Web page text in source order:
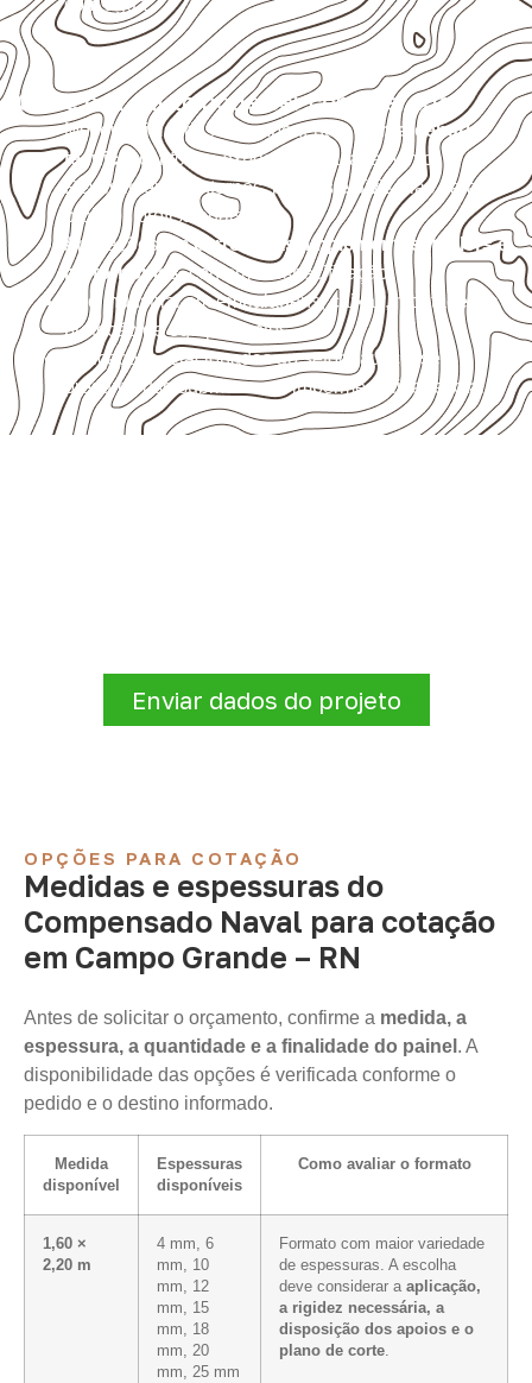
com água.
Onde o produto pode ser considerado
Móveis, divisórias e componentes de
marcenaria
técnica
, conforme exposição e acabamento.
Revestimentos internos, painéis e divisórias para
projetos profissionais.
Aplicações emcarrocerias, implementos, trailers e
motorhomes, conforme especificação.
Uso industrial em embalagens, caixas, montagem e
proteção de equipamentos.
Aplicações relacionadas ao setor náutico, sem
presumir uso submerso ou impermeabilidade total.
Enviar dados do projeto
OPÇÕES PARA COTAÇÃO
Medidas e espessuras do
Compensado Naval para cotação
em Campo Grande – RN
Antes de solicitar o orçamento, confirme a medida, a
espessura, a quantidade e a finalidade do painel . A
disponibilidade das opções é verificada conforme o
pedido e o destino informado.
Medida
disponível
Espessuras
disponíveis
Como avaliar o formato
1,60 ×
2,20 m
4 mm, 6
mm, 10
mm, 12
mm, 15
mm, 18
mm, 20
mm, 25 mm
Formato com maior variedade
de espessuras. A escolha
deve considerar a aplicação,
a rigidez necessária, a
disposição dos apoios e o
plano de corte.